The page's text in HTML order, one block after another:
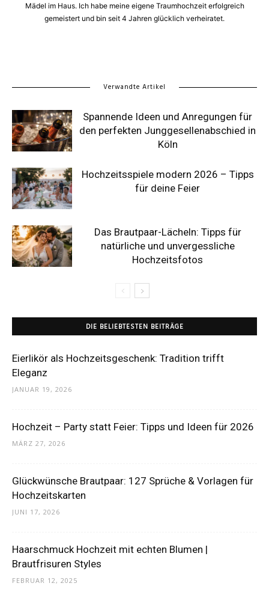
Mädel im Haus. Ich habe meine eigene Traumhochzeit erfolgreich
gemeistert und bin seit 4 Jahren glücklich verheiratet.
Verwandte Artikel
Spannende Ideen und Anregungen für
den perfekten Junggesellenabschied in
Köln
Hochzeitsspiele modern 2026 – Tipps
für deine Feier
Das Brautpaar-Lächeln: Tipps für
natürliche und unvergessliche
Hochzeitsfotos
DIE BELIEBTESTEN BEITRÄGE
Eierlikör als Hochzeitsgeschenk: Tradition trifft
Eleganz
JANUAR 19, 2026
Hochzeit – Party statt Feier: Tipps und Ideen für 2026
MÄRZ 27, 2026
Glückwünsche Brautpaar: 127 Sprüche & Vorlagen für
Hochzeitskarten
JUNI 17, 2026
Haarschmuck Hochzeit mit echten Blumen |
Brautfrisuren Styles
FEBRUAR 12, 2025